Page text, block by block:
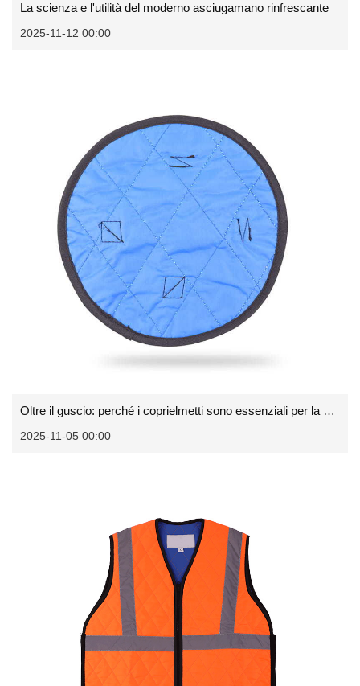
La scienza e l'utilità del moderno asciugamano rinfrescante
2025-11-12 00:00
Oltre il guscio: perché i coprielmetti sono essenziali per la sicurezza e il comfort sul posto di lavoro
2025-11-05 00:00